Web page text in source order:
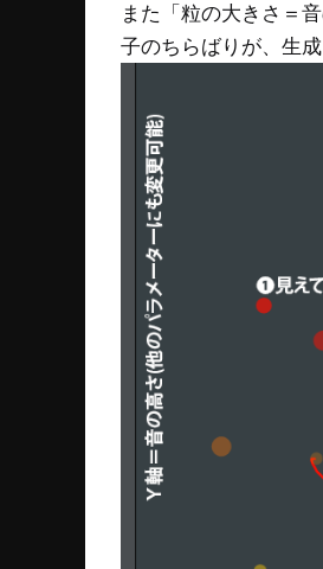
また「粒の大きさ＝
子のちらばりが、生